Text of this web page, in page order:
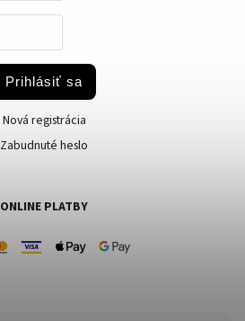
Prihlásiť sa
Nová registrácia
Zabudnuté heslo
ONLINE PLATBY